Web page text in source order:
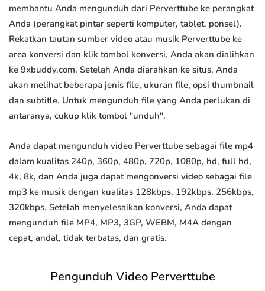
membantu Anda mengunduh dari Perverttube ke perangkat
Anda (perangkat pintar seperti komputer, tablet, ponsel).
Rekatkan tautan sumber video atau musik Perverttube ke
area konversi dan klik tombol konversi, Anda akan dialihkan
ke 9xbuddy.com. Setelah Anda diarahkan ke situs, Anda
akan melihat beberapa jenis file, ukuran file, opsi thumbnail
dan subtitle. Untuk mengunduh file yang Anda perlukan di
antaranya, cukup klik tombol "unduh".
Anda dapat mengunduh video Perverttube sebagai file mp4
dalam kualitas 240p, 360p, 480p, 720p, 1080p, hd, full hd,
4k, 8k, dan Anda juga dapat mengonversi video sebagai file
mp3 ke musik dengan kualitas 128kbps, 192kbps, 256kbps,
320kbps. Setelah menyelesaikan konversi, Anda dapat
mengunduh file MP4, MP3, 3GP, WEBM, M4A dengan
cepat, andal, tidak terbatas, dan gratis.
Pengunduh Video Perverttube